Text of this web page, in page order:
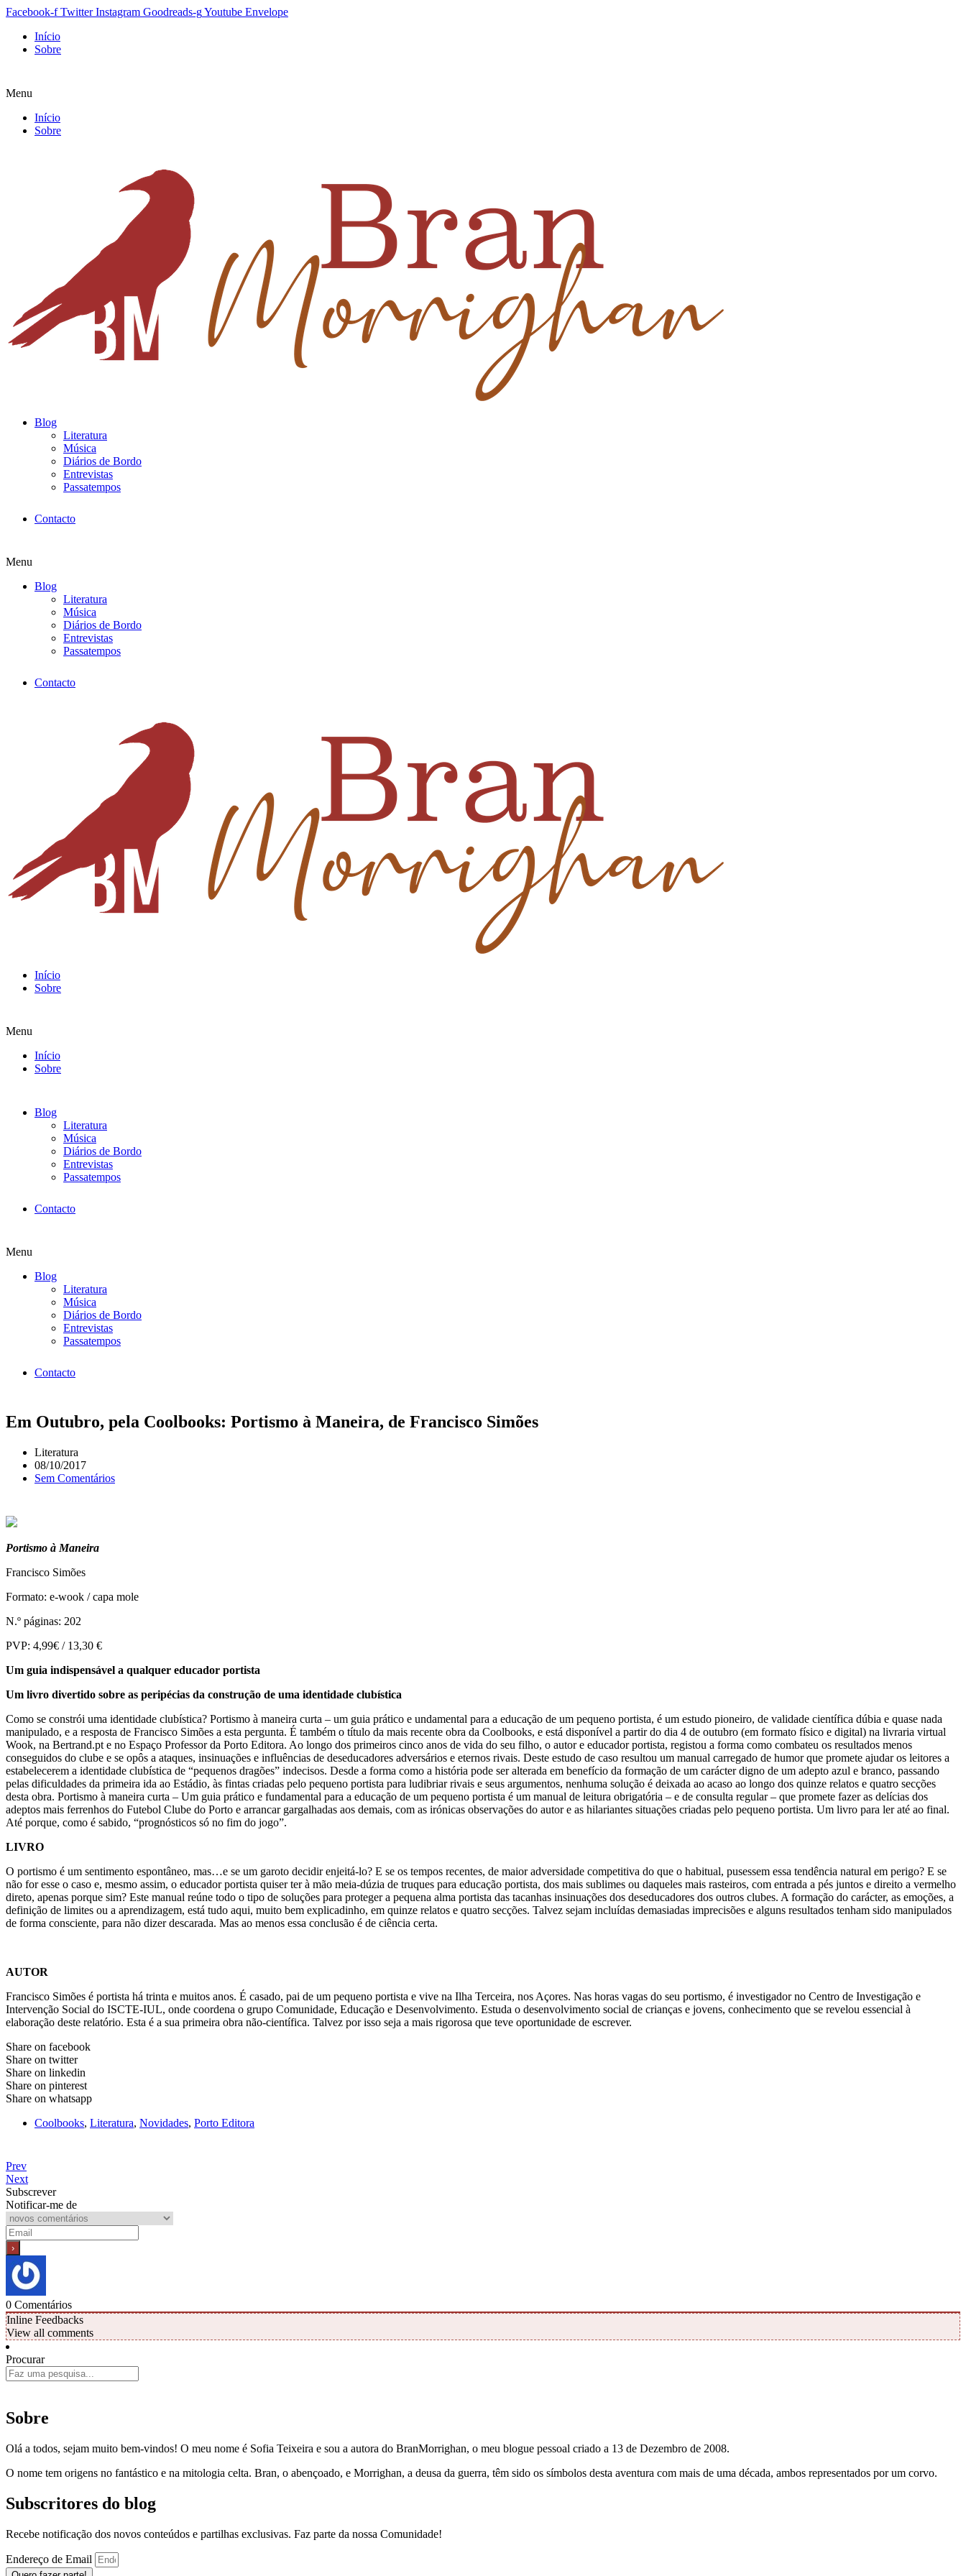
Facebook-f Twitter Instagram Goodreads-gYoutube Envelope
Início
Sobre
Menu
Início
Sobre
Blog
Literatura
Música
Diários de Bordo
Entrevistas
Passatempos
Contacto
Menu
Blog
Literatura
Música
Diários de Bordo
Entrevistas
Passatempos
Contacto
Início
Sobre
Menu
Início
Sobre
Blog
Literatura
Música
Diários de Bordo
Entrevistas
Passatempos
Contacto
Menu
Blog
Literatura
Música
Diários de Bordo
Entrevistas
Passatempos
Contacto
Em Outubro, pela Coolbooks: Portismo à Maneira, de Francisco Simões
Literatura
08/10/2017
Sem Comentários
Portismo à Maneira
Francisco Simões
Formato: e-wook / capa mole
N.º páginas: 202
PVP: 4,99€ / 13,30 €
Um guia indispensável a qualquer educador portista
Um livro divertido sobre as peripécias da construção de uma identidade clubística
Como se constrói uma identidade clubística? Portismo à maneira curta – um guia prático e undamental para a educação de um pequeno portista, é um estudo pioneiro, de validade científica dúbia e quase nada
manipulado, e a resposta de Francisco Simões a esta pergunta. É também o título da mais recente obra da Coolbooks, e está disponível a partir do dia 4 de outubro (em formato físico e digital) na livraria virtual
Wook, na Bertrand.pt e no Espaço Professor da Porto Editora. Ao longo dos primeiros cinco anos de vida do seu filho, o autor e educador portista, registou a forma como combateu os resultados menos
conseguidos do clube e se opôs a ataques, insinuações e influências de deseducadores adversários e eternos rivais. Deste estudo de caso resultou um manual carregado de humor que promete ajudar os leitores a
estabelecerem a identidade clubística de “pequenos dragões” indecisos. Desde a forma como a história pode ser alterada em benefício da formação de um carácter digno de um adepto azul e branco, passando
pelas dificuldades da primeira ida ao Estádio, às fintas criadas pelo pequeno portista para ludibriar rivais e seus argumentos, nenhuma solução é deixada ao acaso ao longo dos quinze relatos e quatro secções
desta obra. Portismo à maneira curta – Um guia prático e fundamental para a educação de um pequeno portista é um manual de leitura obrigatória – e de consulta regular – que promete fazer as delícias dos
adeptos mais ferrenhos do Futebol Clube do Porto e arrancar gargalhadas aos demais, com as irónicas observações do autor e as hilariantes situações criadas pelo pequeno portista. Um livro para ler até ao final.
Até porque, como é sabido, “prognósticos só no fim do jogo”.
LIVRO
O portismo é um sentimento espontâneo, mas…e se um garoto decidir enjeitá-lo? E se os tempos recentes, de maior adversidade competitiva do que o habitual, pusessem essa tendência natural em perigo? E se
não for esse o caso e, mesmo assim, o educador portista quiser ter à mão meia-dúzia de truques para educação portista, dos mais sublimes ou daqueles mais rasteiros, com entrada a pés juntos e direito a vermelho
direto, apenas porque sim? Este manual reúne todo o tipo de soluções para proteger a pequena alma portista das tacanhas insinuações dos deseducadores dos outros clubes. A formação do carácter, as emoções, a
definição de limites ou a aprendizagem, está tudo aqui, muito bem explicadinho, em quinze relatos e quatro secções. Talvez sejam incluídas demasiadas imprecisões e alguns resultados tenham sido manipulados
de forma consciente, para não dizer descarada. Mas ao menos essa conclusão é de ciência certa.
AUTOR
Francisco Simões é portista há trinta e muitos anos. É casado, pai de um pequeno portista e vive na Ilha Terceira, nos Açores. Nas horas vagas do seu portismo, é investigador no Centro de Investigação e
Intervenção Social do ISCTE-IUL, onde coordena o grupo Comunidade, Educação e Desenvolvimento. Estuda o desenvolvimento social de crianças e jovens, conhecimento que se revelou essencial à
elaboração deste relatório. Esta é a sua primeira obra não-científica. Talvez por isso seja a mais rigorosa que teve oportunidade de escrever.
Share on facebook
Share on twitter
Share on linkedin
Share on pinterest
Share on whatsapp
Coolbooks, Literatura, Novidades, Porto Editora
Prev
Next
Subscrever
Notificar-me de
0 Comentários
Inline Feedbacks
View all comments
Procurar
Sobre
Olá a todos, sejam muito bem-vindos! O meu nome é Sofia Teixeira e sou a autora do BranMorrighan, o meu blogue pessoal criado a 13 de Dezembro de 2008.
O nome tem origens no fantástico e na mitologia celta. Bran, o abençoado, e Morrighan, a deusa da guerra, têm sido os símbolos desta aventura com mais de uma década, ambos representados por um corvo.
Subscritores do blog
Recebe notificação dos novos conteúdos e partilhas exclusivas. Faz parte da nossa Comunidade!
Endereço de Email